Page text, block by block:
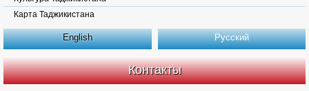
Карта Таджикистана
English Русский
Контакты